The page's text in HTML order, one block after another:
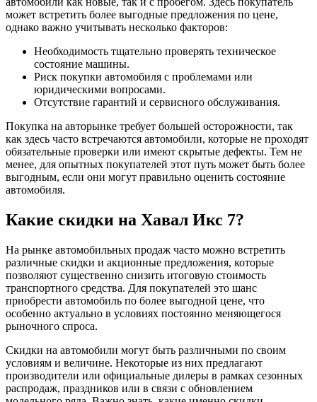
может встретить более выгодные предложения по цене,
однако важно учитывать несколько факторов:
Необходимость тщательно проверять техническое
состояние машины.
Риск покупки автомобиля с проблемами или
юридическими вопросами.
Отсутствие гарантий и сервисного обслуживания.
Покупка на авторынке требует большей осторожности, так
как здесь часто встречаются автомобили, которые не проходят
обязательные проверки или имеют скрытые дефекты. Тем не
менее, для опытных покупателей этот путь может быть более
выгодным, если они могут правильно оценить состояние
автомобиля.
Какие скидки на Хавал Икс 7?
На рынке автомобильных продаж часто можно встретить
различные скидки и акционные предложения, которые
позволяют существенно снизить итоговую стоимость
транспортного средства. Для покупателей это шанс
приобрести автомобиль по более выгодной цене, что
особенно актуально в условиях постоянно меняющегося
рыночного спроса.
Скидки на автомобили могут быть различными по своим
условиям и величине. Некоторые из них предлагают
производители или официальные дилеры в рамках сезонных
распродаж, праздников или в связи с обновлением